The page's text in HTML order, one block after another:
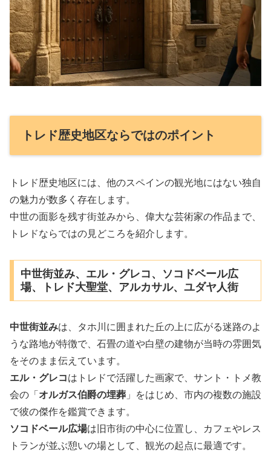
トレド歴史地区ならではのポイント
トレド歴史地区には、他のスペインの観光地にはない独自
の魅力が数多く存在します。
中世の面影を残す街並みから、偉大な芸術家の作品まで、
トレドならではの見どころを紹介します。
中世街並み、エル・グレコ、ソコドベール広
場、トレド大聖堂、アルカサル、ユダヤ人街
中世街並みは、タホ川に囲まれた丘の上に広がる迷路のよ
うな路地が特徴で、石畳の道や白壁の建物が当時の雰囲気
をそのまま伝えています。
エル・グレコはトレドで活躍した画家で、サント・トメ教
会の「 オルガス伯爵の埋葬 」をはじめ、市内の複数の施設
で彼の傑作を鑑賞できます。
ソコドベール広場は旧市街の中心に位置し、カフェやレス
トランが並ぶ憩いの場として、観光の起点に最適です。